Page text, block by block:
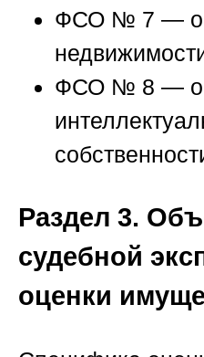
ФСО № 7 —
ФСО № 8 —
Раздел 3.
судебной
оценки